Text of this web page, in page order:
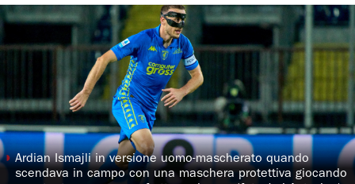
◗Ardian Ismajli in versione uomo-mascherato quando
scendava in campo con una maschera protettiva giocando